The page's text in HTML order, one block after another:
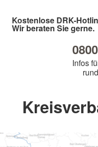
Kostenlose DRK-
Wir beraten Sie gerne.
Infos